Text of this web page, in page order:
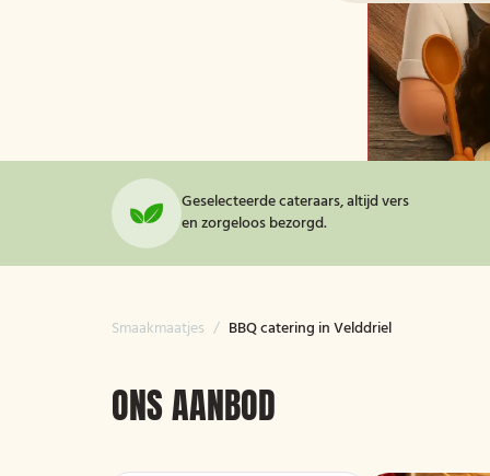
Geselecteerde cateraars, altijd vers
en zorgeloos bezorgd.
Smaakmaatjes / BBQ catering in Velddriel
ONS AANBOD